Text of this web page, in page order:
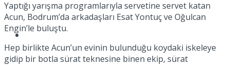
Dünya
Yaptığı yarışma programlarıyla servetine servet katan
Acun, Bodrum’da arkadaşları Esat Yontuç ve Oğulcan
Engin’le buluştu.
Hep birlikte Acun’un evinin bulunduğu koydaki iskeleye
gidip bir botla sürat teknesine binen ekip, sürat